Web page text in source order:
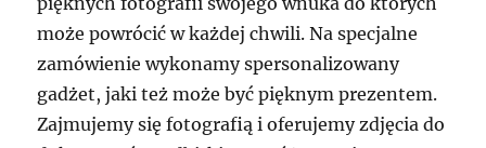
może powrócić w każdej chwili. Na specjalne
zamówienie wykonamy spersonalizowany
gadżet, jaki też może być pięknym prezentem.
Zajmujemy się fotografią i oferujemy zdjęcia do